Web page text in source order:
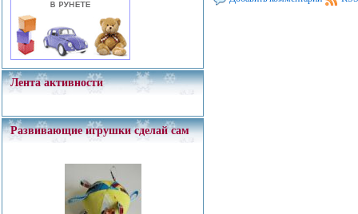
Лента активности
Развивающие игрушки сделай сам